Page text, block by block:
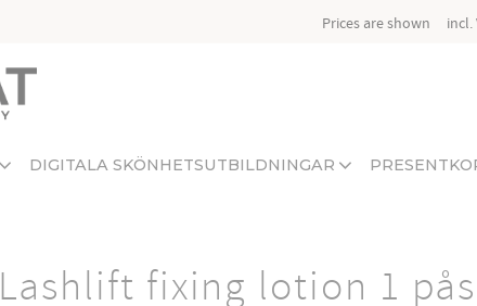
Prices are shown incl.
DIGITALA SKÖNHETSUTBILDNINGAR
Lashlift fixing lotion 1